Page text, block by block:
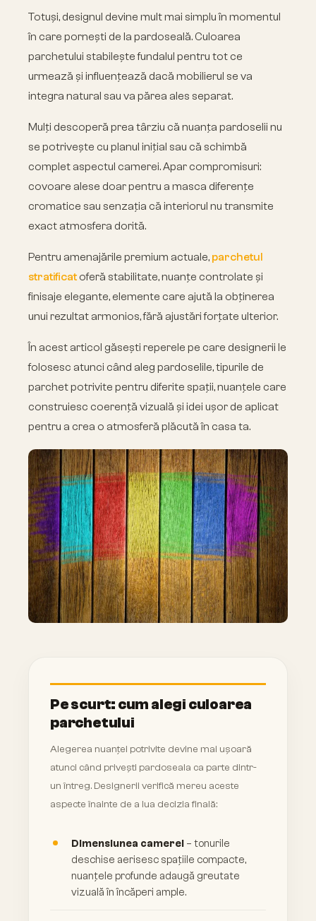
Totuși, designul devine mult mai simplu în momentul
în care pornești de la pardoseală. Culoarea
parchetului stabilește fundalul pentru tot ce
urmează și influențează dacă mobilierul se va
integra natural sau va părea ales separat.
Mulți descoperă prea târziu că nuanța pardoselii nu
se potrivește cu planul inițial sau că schimbă
complet aspectul camerei. Apar compromisuri:
covoare alese doar pentru a masca diferențe
cromatice sau senzația că interiorul nu transmite
exact atmosfera dorită.
Pentru amenajările premium actuale, parchetul
stratificat oferă stabilitate, nuanțe controlate și
finisaje elegante, elemente care ajută la obținerea
unui rezultat armonios, fără ajustări forțate ulterior.
În acest articol găsești reperele pe care designerii le
folosesc atunci când aleg pardoselile, tipurile de
parchet potrivite pentru diferite spații, nuanțele care
construiesc coerență vizuală și idei ușor de aplicat
pentru a crea o atmosferă plăcută în casa ta.
Pe scurt: cum alegi culoarea
parchetului
Alegerea nuanței potrivite devine mai ușoară
atunci când privești pardoseala ca parte dintr-
un întreg. Designerii verifică mereu aceste
aspecte înainte de a lua decizia finală:
Dimensiunea camerei – tonurile
deschise aerisesc spațiile compacte,
nuanțele profunde adaugă greutate
vizuală în încăperi ample.